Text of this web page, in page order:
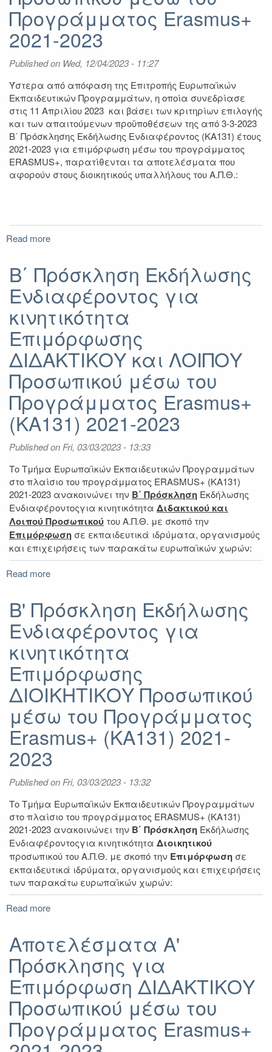
Προγράμματος
Erasmus+
2021-
2023
Προγράμματος Erasmus+
2021-2023
Published on Wed, 12/04/2023 - 11:27
Ύστερα από απόφαση της Επιτροπής Ευρωπαϊκών
Εκπαιδευτικών Προγραμμάτων, η οποία συνεδρίασε
στις 11 Απριλίου 2023 και βάσει των κριτηρίων επιλογής
και των απαιτούμενων προϋποθέσεων της από 3-3-2023
B΄ Πρόσκλησης Εκδήλωσης Ενδιαφέροντος (ΚΑ131) έτους
2021-2023 για επιμόρφωση μέσω του προγράμματος
ERASMUS+, παρατίθενται τα αποτελέσματα που
αφορούν στους διοικητικούς υπαλλήλους του Α.Π.Θ.:
Read more
Πρόσκλησης
Επιμόρφωση
ΔΙΟΙΚΗΤΙΚΟΥ
Προσωπικού
μέσω
του
Προγράμματος
Erasmus+
2021-
2023
Β΄ Πρόσκληση Εκδήλωσης
Ενδιαφέροντος για
κινητικότητα
Επιμόρφωσης
ΔΙΔΑΚΤΙΚΟΥ και ΛΟΙΠΟΥ
Προσωπικού μέσω του
Προγράμματος Erasmus+
(KA131) 2021-2023
Published on Fri, 03/03/2023 - 13:33
Το Τμήμα Ευρωπαϊκών Εκπαιδευτικών Προγραμμάτων
στο πλαίσιο του προγράμματος ERASMUS+ (KA131)
2021-2023 ανακοινώνει την Β΄ Πρόσκληση Εκδήλωσης
Ενδιαφέροντοςγια κινητικότητα Διδακτικού και
Λοιπού Προσωπικού του Α.Π.Θ. με σκοπό την
Επιμόρφωση σε εκπαιδευτικά ιδρύματα, οργανισμούς
και επιχειρήσεις των παρακάτω ευρωπαϊκών χωρών:
Read more
Εκδήλωσης
Ενδιαφέροντος
για
κινητικότητα
Επιμόρφωσης
ΔΙΔΑΚΤΙΚΟΥ
και
ΛΟΙΠΟΥ
Προσωπικού
μέσω
του
Προγράμματος
Erasmus+
(KA131)
2021-
2023
B' Πρόσκληση Εκδήλωσης
Ενδιαφέροντος για
κινητικότητα
Επιμόρφωσης
ΔΙΟΙΚΗΤΙΚΟΥ Προσωπικού
μέσω του Προγράμματος
Erasmus+ (KA131) 2021-
2023
Published on Fri, 03/03/2023 - 13:32
Το Τμήμα Ευρωπαϊκών Εκπαιδευτικών Προγραμμάτων
στο πλαίσιο του προγράμματος ERASMUS+ (KA131)
2021-2023 ανακοινώνει την B΄ Πρόσκληση Εκδήλωσης
Ενδιαφέροντοςγια κινητικότητα Διοικητικού
προσωπικού του Α.Π.Θ. με σκοπό την Επιμόρφωση σε
εκπαιδευτικά ιδρύματα, οργανισμούς και επιχειρήσεις
των παρακάτω ευρωπαϊκών χωρών:
Read more
Εκδήλωσης
Ενδιαφέροντος
για
κινητικότητα
Επιμόρφωσης
ΔΙΟΙΚΗΤΙΚΟΥ
Προσωπικού
μέσω
του
Αποτελέσματα A'
Πρόσκλησης για
Επιμόρφωση ΔΙΔΑΚΤΙΚΟΥ
Προσωπικού μέσω του
Προγράμματος Erasmus+